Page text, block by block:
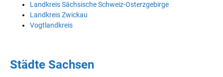
Landkreis Sächsische Schweiz-Osterzgebirge
Landkreis Zwickau
Vogtlandkreis
Städte Sachsen